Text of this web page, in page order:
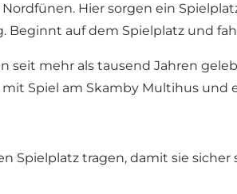
Hier sorgen ein
auf dem Spielplatz und
mehr als tausend Jahren
Spiel am Skamby Multihus und
Spielplatz tragen, damit sie